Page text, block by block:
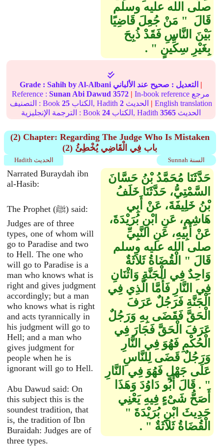
صلى الله عليه وسلم
قَالَ ‏ "‏ مَنْ جُعِلَ قَاضِيًا
بَيْنَ النَّاسِ فَقَدْ ذُبِحَ
بِغَيْرِ سِكِّينٍ ‏"‏ ‏.‏
Grade : Sahih by Al-Albani التعديل : صحيح عند الألباني
|
Reference :Sunan Abi Dawud 3572 | In-book reference مرجع
التصنيف : Book 25 الكتاب, Hadith 2 | English translation
الترجمة الإنجليزية : Book 24 الكتاب, Hadith 3565 الحديث
(2) Chapter: Regarding The Judge Who Is Mistaken
(2) باب فِي الْقَاضِي يُخْطِئُ
Sunnah السنة Hadith الحديث
Narrated Buraydah ibn
al-Hasib:
The Prophet (ﷺ) said:
Judges are of three
types, one of whom will
go to Paradise and two
to Hell. The one who
will go to Paradise is a
man who knows what is
right and gives judgment
accordingly; but a man
who knows what is right
and acts tyrannically in
his judgment will go to
Hell; and a man who
gives judgment for
people when he is
ignorant will go to Hell.
Abu Dawud said: On
this subject this is the
soundest tradition, that
is, the tradition of Ibn
Buraidah: Judges are of
three types.
حَدَّثَنَا مُحَمَّدُ بْنُ حَسَّانَ
السَّمْتِيُّ، حَدَّثَنَا خَلَفُ
بْنُ خَلِيفَةَ، عَنْ أَبِي
هَاشِمٍ، عَنِ ابْنِ بُرَيْدَةَ،
عَنْ أَبِيهِ، عَنِ النَّبِيِّ
صلى الله عليه وسلم
قَالَ ‏"‏ الْقُضَاةُ ثَلاَثَةٌ
وَاحِدٌ فِي الْجَنَّةِ وَاثْنَانِ
فِي النَّارِ فَأَمَّا الَّذِي فِي
الْجَنَّةِ فَرَجُلٌ عَرَفَ
الْحَقَّ فَقَضَى بِهِ وَرَجُلٌ
عَرَفَ الْحَقَّ فَجَارَ فِي
الْحُكْمِ فَهُوَ فِي النَّارِ
وَرَجُلٌ قَضَى لِلنَّاسِ
عَلَى جَهْلٍ فَهُوَ فِي النَّارِ
‏"‏ ‏.‏ قَالَ أَبُو دَاوُدَ وَهَذَا
أَصَحُّ شَىْءٍ فِيهِ يَعْنِي
حَدِيثَ ابْنِ بُرَيْدَةَ ‏"‏
الْقُضَاةُ ثَلاَثَةٌ ‏"‏ ‏.‏